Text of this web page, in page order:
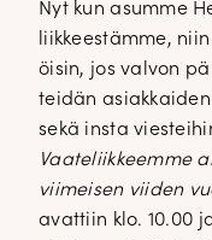
Nyt kun asumme
liikkeestämme,
öisin, jos valvon
teidän
sekä insta
Vaateliikkeemme
viimeisen viiden
avattiin klo. 10.00